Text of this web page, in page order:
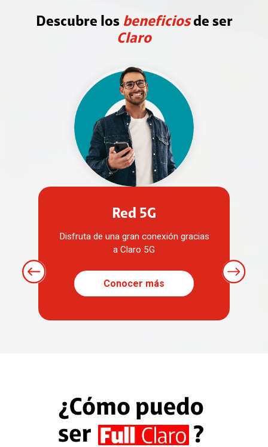
Descubre los beneficiosde ser
Claro
Red 5G
Disfruta de una gran conexión gracias
a Claro 5G
Conocer más
Anterior Siguiente